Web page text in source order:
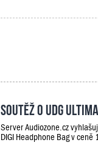
Soutěž o UDG
Server Audiozone.cz
DIGI Headphone Bag v ceně